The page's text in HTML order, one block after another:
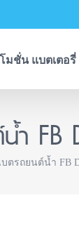
มชั่น แบตเตอรี่
ำ FB
ตรถยนต์น้ำ FB